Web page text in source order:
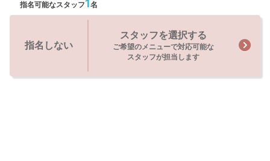
指名可能なスタッフ1名
指名しない
スタッフを選択する
ご希望のメニューで対応可能な
スタッフが担当します